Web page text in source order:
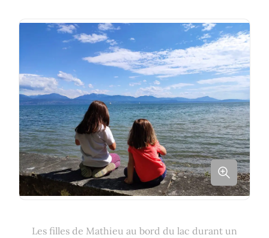
Les filles de Mathieu au bord du lac durant un